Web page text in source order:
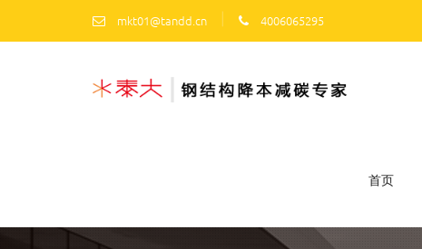
mkt01@tandd.cn 4006065295
首页